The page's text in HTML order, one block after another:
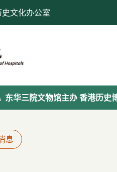
文化办公室
东华三院文物馆主办 香港历史
息